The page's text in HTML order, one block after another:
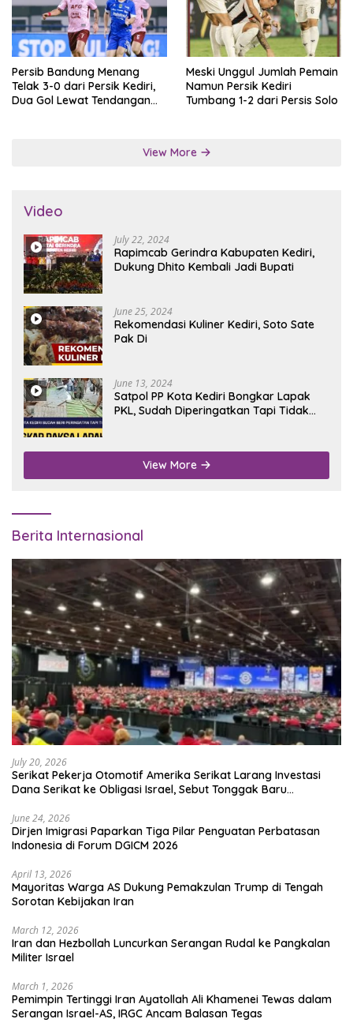
Persib Bandung Menang
Telak 3-0 dari Persik Kediri,
Dua Gol Lewat Tendangan
Meski Unggul Jumlah Pemain
Namun Persik Kediri
Tumbang 1-2 dari Persis Solo
View More
Video
July 22, 2024
Rapimcab Gerindra Kabupaten Kediri,
Dukung Dhito Kembali Jadi Bupati
June 25, 2024
Rekomendasi Kuliner Kediri, Soto Sate
Pak Di
June 13, 2024
Satpol PP Kota Kediri Bongkar Lapak
PKL, Sudah Diperingatkan Tapi Tidak
View More
Berita Internasional
July 20, 2026
Serikat Pekerja Otomotif Amerika Serikat Larang Investasi
Dana Serikat ke Obligasi Israel, Sebut Tonggak Baru
June 24, 2026
Dirjen Imigrasi Paparkan Tiga Pilar Penguatan Perbatasan
Indonesia di Forum DGICM 2026
April 13, 2026
Mayoritas Warga AS Dukung Pemakzulan Trump di Tengah
Sorotan Kebijakan Iran
March 12, 2026
Iran dan Hezbollah Luncurkan Serangan Rudal ke Pangkalan
Militer Israel
March 1, 2026
Pemimpin Tertinggi Iran Ayatollah Ali Khamenei Tewas dalam
Serangan Israel-AS, IRGC Ancam Balasan Tegas